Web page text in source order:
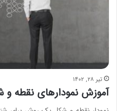
تیر ۲۸, ۱۴۰۲
آموزش نمودارهای نقطه و